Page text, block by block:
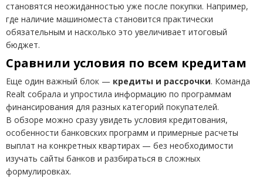
становятся неожиданностью уже после покупки. Например,
где наличие машиноместа становится практически
обязательным и насколько это увеличивает итоговый
бюджет.
Сравнили условия по всем кредитам
Еще один важный блок — кредиты и рассрочки. Команда
Realt собрала и упростила информацию по программам
финансирования для разных категорий покупателей.
В обзоре можно сразу увидеть условия кредитования,
особенности банковских программ и примерные расчеты
выплат на конкретных квартирах — без необходимости
изучать сайты банков и разбираться в сложных
формулировках.